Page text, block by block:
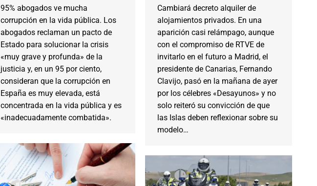
95% abogados ve mucha
corrupción en la vida pública. Los
abogados reclaman un pacto de
Estado para solucionar la crisis
«muy grave y profunda» de la
justicia y, en un 95 por ciento,
consideran que la corrupción en
España es muy elevada, está
concentrada en la vida pública y es
«inadecuadamente combatida».
Cambiará decreto alquiler de
alojamientos privados. En una
aparición casi relámpago, aunque
con el compromiso de RTVE de
invitarlo en el futuro a Madrid, el
presidente de Canarias, Fernando
Clavijo, pasó en la mañana de ayer
por los célebres «Desayunos» y no
solo reiteró su convicción de que
las Islas deben reflexionar sobre su
modelo…